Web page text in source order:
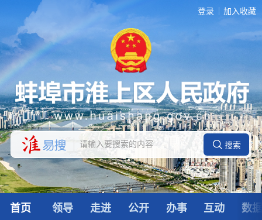
登录 加入收藏
首页 领导 走进 公开 办事 互动 数